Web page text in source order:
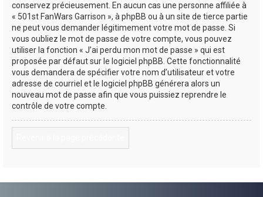
conservez précieusement. En aucun cas une personne affiliée à
« 501st FanWars Garrison », à phpBB ou à un site de tierce partie
ne peut vous demander légitimement votre mot de passe. Si
vous oubliez le mot de passe de votre compte, vous pouvez
utiliser la fonction « J’ai perdu mon mot de passe » qui est
proposée par défaut sur le logiciel phpBB. Cette fonctionnalité
vous demandera de spécifier votre nom d’utilisateur et votre
adresse de courriel et le logiciel phpBB générera alors un
nouveau mot de passe afin que vous puissiez reprendre le
contrôle de votre compte.